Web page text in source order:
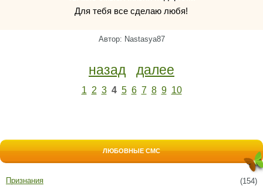
Для тебя все сделаю любя!
Автор: Nastasya87
назад далее
1 2 3 4 5 6 7 8 9 10
ЛЮБОВНЫЕ СМС
(154)
Признания